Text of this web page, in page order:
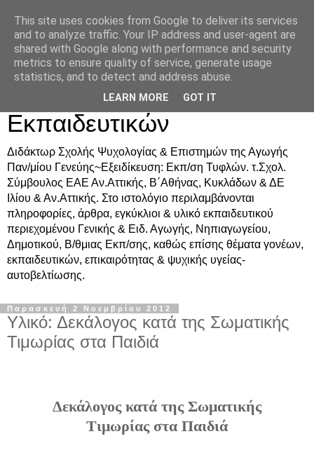
Δρ. Ράνια Χιουρέα-
Συμβουλευτική &
Υποστήριξη Γονέων &
Εκπαιδευτικών
Διδάκτωρ Σχολής Ψυχολογίας & Επιστημών της Αγωγής
Παν/μίου Γενεύης~Εξειδίκευση: Εκπ/ση Τυφλών. τ.Σχολ.
Σύμβουλος ΕΑΕ Αν.Αττικής, Β΄Αθήνας, Κυκλάδων & ΔΕ
Ιλίου & Αν.Αττικής. Στο ιστολόγιο περιλαμβάνονται
πληροφορίες, άρθρα, εγκύκλιοι & υλικό εκπαιδευτικού
περιεχομένου Γενικής & Ειδ. Αγωγής, Νηπιαγωγείου,
Δημοτικού, Β/θμιας Εκπ/σης, καθώς επίσης θέματα γονέων,
εκπαιδευτικών, επικαιρότητας & ψυχικής υγείας-
αυτοβελτίωσης.
Παρασκευή 2 Νοεμβρίου 2012
Υλικό: Δεκάλογος κατά της Σωματικής
Τιμωρίας στα Παιδιά
Δεκάλογος κατά της Σωματικής
Τιμωρίας στα Παιδιά
This site uses cookies from Google to deliver its services
and to analyze traffic. Your IP address and user-agent are
shared with Google along with performance and security
metrics to ensure quality of service, generate usage
statistics, and to detect and address abuse.
LEARN MORE GOT IT